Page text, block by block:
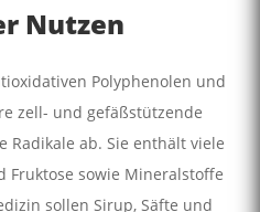
Nutzen
Polyphenolen und
zell- und gefäßstützende
Radikale ab. Sie enthält viele
Fruktose sowie Mineralstoffe
sollen Sirup, Säfte und